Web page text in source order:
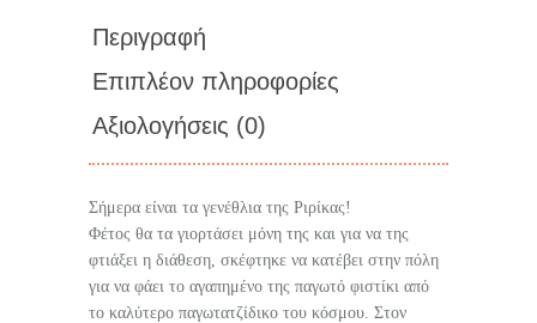
Περιγραφή
Επιπλέον πληροφορίες
Αξιολογήσεις (0)
Σήμερα είναι τα γενέθλια της Ριρίκας!
Φέτος θα τα γιορτάσει μόνη της και για να της
φτιάξει η διάθεση, σκέφτηκε να κατέβει στην πόλη
για να φάει το αγαπημένο της παγωτό φιστίκι από
το καλύτερο παγωτατζίδικο του κόσμου. Στον